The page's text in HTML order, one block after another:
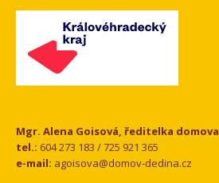
Mgr. Alena Goisová, ředitelka domova
tel.: 604 273 183 / 725 921 365
e-mail: agoisova@domov-dedina.cz